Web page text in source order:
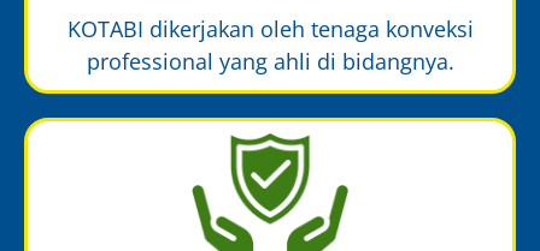
KOTABI dikerjakan oleh tenaga konveksi
professional yang ahli di bidangnya.